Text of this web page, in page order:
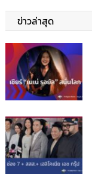
ข่าวล่าสุด